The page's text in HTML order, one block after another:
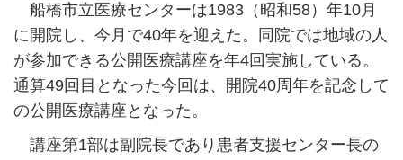
船橋市立医療センターは1983（昭和58）年10月
に開院し、今月で40年を迎えた。同院では地域の人
が参加できる公開医療講座を年4回実施している。
通算49回目となった今回は、開院40周年を記念して
の公開医療講座となった。
講座第1部は副院長であり患者支援センター長の